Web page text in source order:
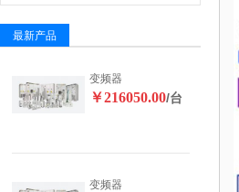
最新产品
变频器
￥216050.00/台
变频器